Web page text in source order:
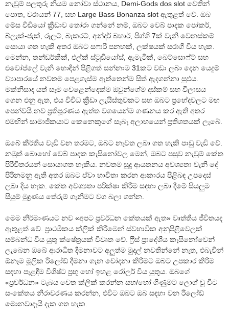
නැවුම් පලතුරු නියම නෝවා ස්ථානය, Demi-Gods dos slot වෙතින්
පොත, වරායන් 77, සහ Large Bass Bonanza slot ඇතුළත් වේ. ඔබ
මේස වීඩියෝ ක්‍රීඩාව තෝරා ගන්නේ නම්, ඔබට වෙබ් පාදක පෝකර්,
බ්ලැක්-ජැක්, රූලට්, බැකරට්, අන්දර් බහාර්, පිග්ගි 7ක් වැනි වෙනස්කම්
සොයා ගත හැකි අතර ඔබට සෆාරි පනහක්, ලක්ෂයක් සරාගී විය හැක.
මෙන්න, තන්ඩර්කික්, එල්ක් ස්ටූඩියෝස්, ඇමැටික්, බෙට්සොෆ්ට් සහ
එවෝප්ලේ වැනි හොඳින් පිළිගත් සන්නාම 31කට වඩා ලබා දෙන යෙදුම්
ව්‍යාපාරයේ නවතම පෙළගැස්ම ඇත්තෙන්ම සිත් ඇදගන්නා සුළුය.
මක්නිසාද යත් සෑම වෙළෙන්දෙක්ම ඔවුන්ගේම දස්කම් සහ විලාසය
ගෙන එනු ඇත, එය විවිධ ක්‍රීඩා ලැයිස්තුවකට සහ ඔබට ප්‍රභේදවලට මඟ
පෙන්වයි.නව ප්‍රතිපූරණය ඇත්ත වශයෙන්ම ගණනය කර ඇති අතර
එමඟින් සාමාජිකයාට කෙනෙකුගේ සැබෑ අලාභයෙන් ප්‍රතිශතයක් ලැබේ.
ඔබේ කීර්තිය වැඩි වන තරමට, ඔබට නැවත ලබා ගත හැකි පාඩු වැඩි වේ.
නමුත් බොහෝ වෙබ් පාදක කැසිනෝවල මෙන්, ඔබට පසුව නැවුම් කේත
පිරිවිතරයන් සොයාගත හැකිය. නවතම සූදු ආයතනය අවශ්‍යතා වැනි දේ
පිරිනමනු ඇති අතර ඔබට ඒවා භාවිතා කරන ආකාරය පිළිබඳ උපදෙස්
ලබා දිය හැක. කේත අවශ්‍යතා පරීක්ෂා කිරීම සඳහා ලබා දීමේ සියලුම
සියුම් මුද්‍රණය තේරුම් ගැනීමට වග බලා ගන්න.
මෙම නිර්මාණයට නව «අපට ප්‍රවර්ධන කේතයක් ඇත» වෘත්තීය ජීවිතයද
ඇතුළත් වේ. ප්‍රාථමිකය ක්ලික් කිරීමෙන් ස්වභාවික අනුපිළිවෙලක්
සම්බන්ධ විය යුතු ක්ෂේත්‍රයක් විවෘත වේ. ෆ්‍රීස් ප්‍රාදේශීය කැසිනෝවෙන්
ලැබෙන ඔබේ ආරාධිත දීමනාවට අලුත්ම මුදල් නවතින්නේ නැත, එබැවින්
ඕනෑම මූලික රීලෝඩ් දීමනා ගැන චෝදනා කිරීමට ඔබට උපකාර කිරීම
සඳහා පැළඳීම විශිෂ්ට ප්‍රභූ හෝ ඉහළ රෝලර් විය යුතුය. ඔබගේ
«ප්‍රවර්ධන» ටැබය වෙත ක්ලික් කරන්න සහ/හෝ ගිණුමට ලොග් වූ විට
සංකේතය නිරාවරණය කරන්න, එවිට ඔබට ඔබ සඳහා වන රීලෝඩ්
මොනවාදැයි දැක ගත හැක.